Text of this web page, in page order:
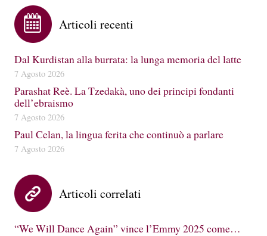
Articoli recenti
Dal Kurdistan alla burrata: la lunga memoria del latte
7 Agosto 2026
Parashat Reè. La Tzedakà, uno dei principi fondanti
dell’ebraismo
7 Agosto 2026
Paul Celan, la lingua ferita che continuò a parlare
7 Agosto 2026
Articoli correlati
“We Will Dance Again” vince l’Emmy 2025 come…